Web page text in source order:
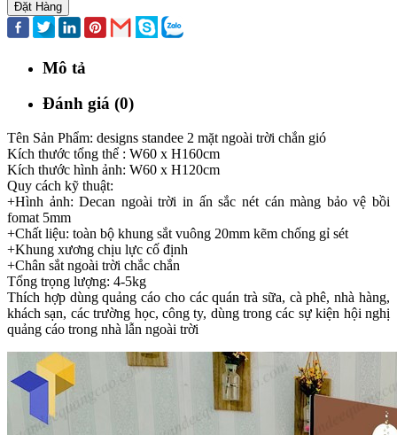
Đặt Hàng
Mô tả
Đánh giá (0)
Tên Sản Phẩm: designs standee 2 mặt ngoài trời chắn gió
Kích thước tổng thể : W60 x H160cm
Kích thước hình ảnh: W60 x H120cm
Quy cách kỹ thuật:
+Hình ảnh: Decan ngoài trời in ấn sắc nét cán màng bảo vệ bồi
fomat 5mm
+Chất liệu: toàn bộ khung sắt vuông 20mm kẽm chống gỉ sét
+Khung xương chịu lực cố định
+Chân sắt ngoài trời chắc chắn
Tổng trọng lượng: 4-5kg
Thích hợp dùng quảng cáo cho các quán trà sữa, cà phê, nhà hàng,
khách sạn, các trường học, công ty, dùng trong các sự kiện hội nghị
quảng cáo trong nhà lẫn ngoài trời